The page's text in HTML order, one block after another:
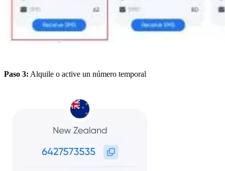
Paso 3: Alquile o active un número temporal